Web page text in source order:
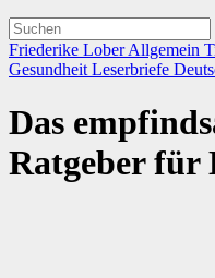
Friederike LoberAllgemein
Gesundheit Leserbriefe
Das
Ratgeber für